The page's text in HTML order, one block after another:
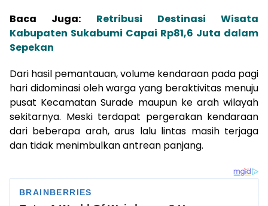
Baca Juga: Retribusi Destinasi Wisata
Kabupaten Sukabumi Capai Rp81,6 Juta dalam
Sepekan
Dari hasil pemantauan, volume kendaraan pada pagi
hari didominasi oleh warga yang beraktivitas menuju
pusat Kecamatan Surade maupun ke arah wilayah
sekitarnya. Meski terdapat pergerakan kendaraan
dari beberapa arah, arus lalu lintas masih terjaga
dan tidak menimbulkan antrean panjang.